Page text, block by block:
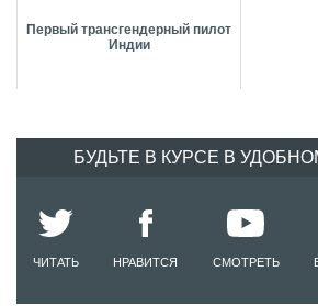
Первый трансгендерный пилот
Индии
БУДЬТЕ В КУРСЕ В
ЧИТАТЬ НРАВИТСЯ СМОТРЕТЬ